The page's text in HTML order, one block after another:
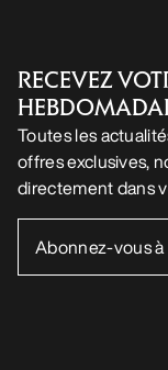
RECEVEZ
Toutes les
offres exclusives,
directement dans